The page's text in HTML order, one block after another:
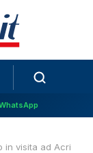
in visita ad Acri